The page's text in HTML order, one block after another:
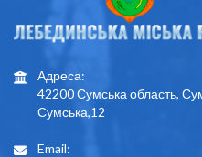
Адреса:
42200 Сумська область,
Сумська,12
Email: